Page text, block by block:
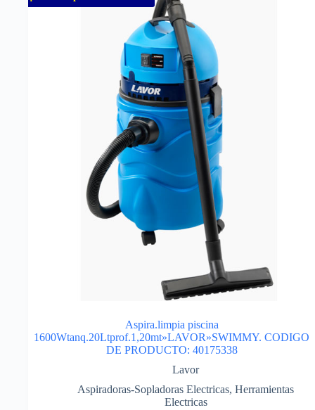
Aspira.limpia piscina
1600Wtanq.20Ltprof.1,20mt»LAVOR»SWIMMY. CODIGO
DE PRODUCTO: 40175338
Lavor
Aspiradoras-Sopladoras Electricas, Herramientas
Electricas